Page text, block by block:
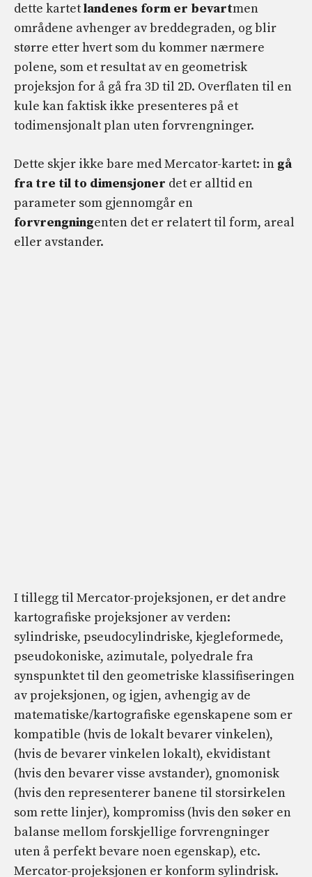
dette kartetlandenes form er bevartmen
områdene avhenger av breddegraden, og blir
større etter hvert som du kommer nærmere
polene, som et resultat av en geometrisk
projeksjon for å gå fra 3D til 2D. Overflaten til en
kule kan faktisk ikke presenteres på et
todimensjonalt plan uten forvrengninger.
Dette skjer ikke bare med Mercator-kartet: in gå
fra tre til to dimensjoner det er alltid en
parameter som gjennomgår en
forvrengningenten det er relatert til form, areal
eller avstander.
I tillegg til Mercator-projeksjonen, er det andre
kartografiske projeksjoner av verden:
sylindriske, pseudocylindriske, kjegleformede,
pseudokoniske, azimutale, polyedrale fra
synspunktet til den geometriske klassifiseringen
av projeksjonen, og igjen, avhengig av de
matematiske/kartografiske egenskapene som er
kompatible (hvis de lokalt bevarer vinkelen),
(hvis de bevarer vinkelen lokalt), ekvidistant
(hvis den bevarer visse avstander), gnomonisk
(hvis den representerer banene til storsirkelen
som rette linjer), kompromiss (hvis den søker en
balanse mellom forskjellige forvrengninger
uten å perfekt bevare noen egenskap), etc.
Mercator-projeksjonen er konform sylindrisk.